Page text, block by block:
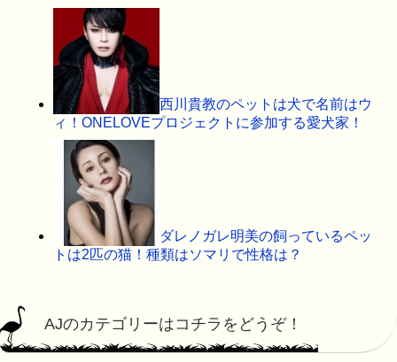
西川貴教のペットは犬で名前はウ
ィ！ONELOVEプロジェクトに参加する愛犬家！
ダレノガレ明美の飼っているペッ
トは2匹の猫！種類はソマリで性格は？
AJのカテゴリーはコチラをどうぞ！